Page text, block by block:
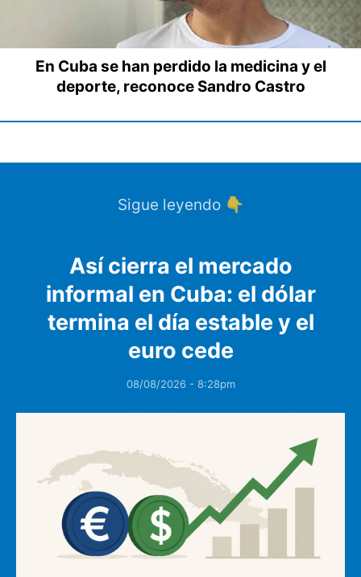
En Cuba se han perdido la medicina y el
deporte, reconoce Sandro Castro
Sigue leyendo 👇